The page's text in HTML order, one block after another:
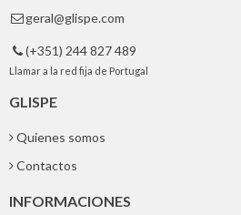
 geral@glispe.com
 (+351) 244 827 489
Llamar a la red fija de Portugal
GLISPE
Quienes somos
Contactos
INFORMACIONES